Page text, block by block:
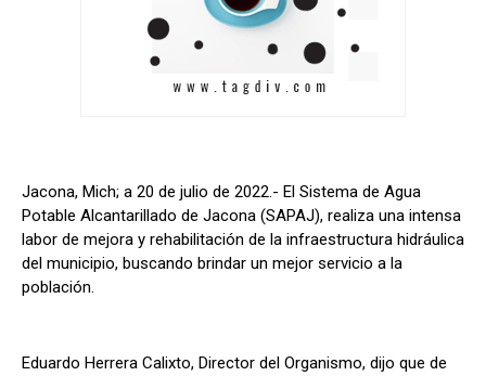
Jacona, Mich; a 20 de julio de 2022.- El Sistema de Agua
Potable Alcantarillado de Jacona (SAPAJ), realiza una intensa
labor de mejora y rehabilitación de la infraestructura hidráulica
del municipio, buscando brindar un mejor servicio a la
población.
Eduardo Herrera Calixto, Director del Organismo, dijo que de